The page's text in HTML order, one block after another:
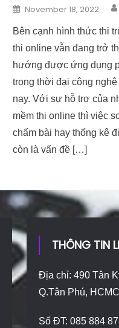
Posted on
November 18, 2022
Bên cạnh hình thức thi
thi online vẫn đang trở
hướng được ứng dụng
trong thời đại công
nay. Với sự hỗ trợ của
mềm thi online thì việc
chấm bài hay thống kê
còn là vấn đề […]
THÔNG TIN
Địa chỉ: 490 Tân
Q.Tân Phú, HCMC
Số ĐT: 085 884